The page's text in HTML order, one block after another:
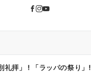
礼拝」 ! 「ラッパの祭り」!